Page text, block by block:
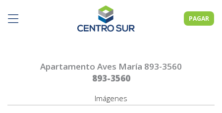
PAGAR
Apartamento Aves María 893-3560
893-3560
Imágenes